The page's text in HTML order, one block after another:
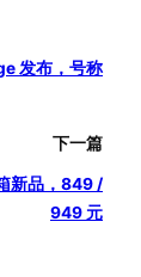
发布，号称
下一篇
新品，849 /
949 元